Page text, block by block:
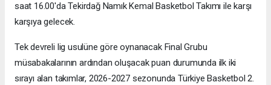
saat 16.00'da Tekirdağ Namık Kemal Basketbol Takımı ile karşı
karşıya gelecek.
Tek devreli lig usulüne göre oynanacak Final Grubu
müsabakalarının ardından oluşacak puan durumunda ilk iki
sırayı alan takımlar, 2026-2027 sezonunda Türkiye Basketbol 2.